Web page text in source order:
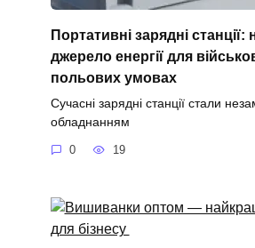
Портативні зарядні станції:
джерело енергії для
польових умовах
Сучасні зарядні станції стали
обладнанням
0 19